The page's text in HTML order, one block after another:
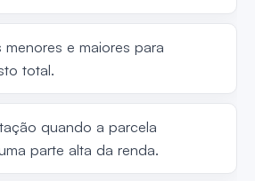
menores e maiores para
total.
quando a parcela
parte alta da renda.